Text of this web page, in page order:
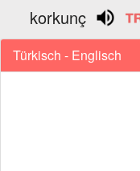
korkunç
Türkisch - Englisch